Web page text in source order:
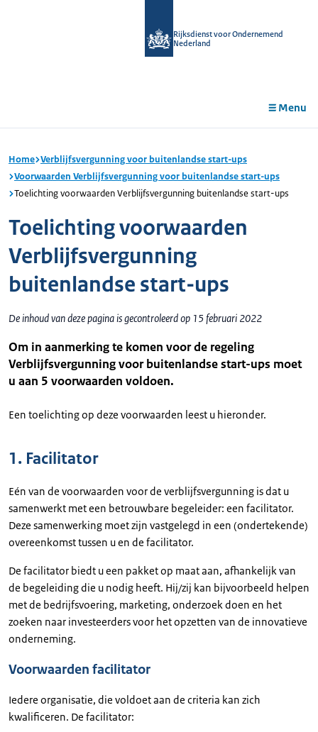
Rijksdienst voor Ondernemend
Nederland
Menu
Home Verblijfsvergunning voor buitenlandse start-ups
Voorwaarden Verblijfsvergunning voor buitenlandse start-ups
Toelichting voorwaarden Verblijfsvergunning buitenlandse start-ups
Toelichting voorwaarden
Verblijfsvergunning
buitenlandse start-ups
De inhoud van deze pagina is gecontroleerd op 15 februari 2022
Om in aanmerking te komen voor de regeling
Verblijfsvergunning voor buitenlandse start-ups moet
u aan 5 voorwaarden voldoen.
Een toelichting op deze voorwaarden leest u hieronder.
1. Facilitator
Eén van de voorwaarden voor de verblijfsvergunning is dat u
samenwerkt met een betrouwbare begeleider: een facilitator.
Deze samenwerking moet zijn vastgelegd in een (ondertekende)
overeenkomst tussen u en de facilitator.
De facilitator biedt u een pakket op maat aan, afhankelijk van
de begeleiding die u nodig heeft. Hij/zij kan bijvoorbeeld helpen
met de bedrijfsvoering, marketing, onderzoek doen en het
zoeken naar investeerders voor het opzetten van de innovatieve
onderneming.
Voorwaarden facilitator
Iedere organisatie, die voldoet aan de criteria kan zich
kwalificeren. De facilitator: